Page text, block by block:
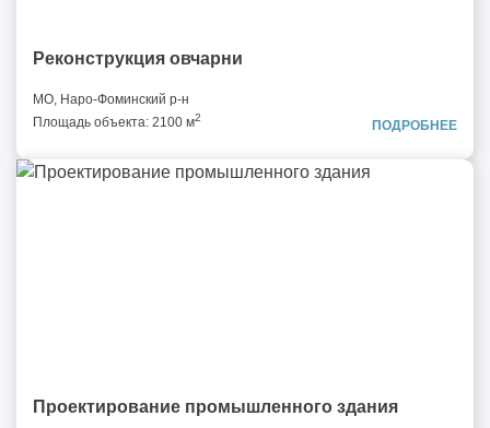
Реконструкция овчарни
МО, Наро-Фоминский р-н
Площадь объекта: 2100 м2
ПОДРОБНЕЕ
Проектирование промышленного здания